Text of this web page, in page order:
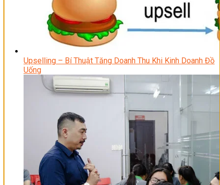
Upselling – Bí Thuật Tăng Doanh Thu Khi Kinh Doanh Đồ
Uống